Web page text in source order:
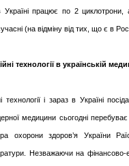
Україні працює по 2 циклотрони,
(на відміну від тих, що є в
технології в українській
технології і зараз в Україні
медицини сьогодні
охорони здоров’я України
Незважаючи на